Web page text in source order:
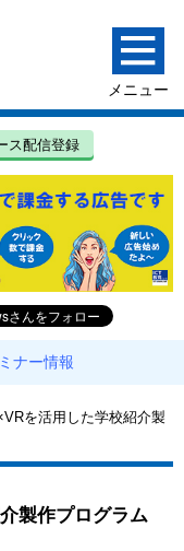
ス配信登録
ナー情報
を活用した学校紹介製
製作プログラム